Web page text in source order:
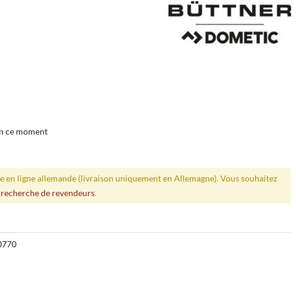
ce moment
en ligne allemande (livraison uniquement en Allemagne). Vous souhaitez
recherche de revendeurs.